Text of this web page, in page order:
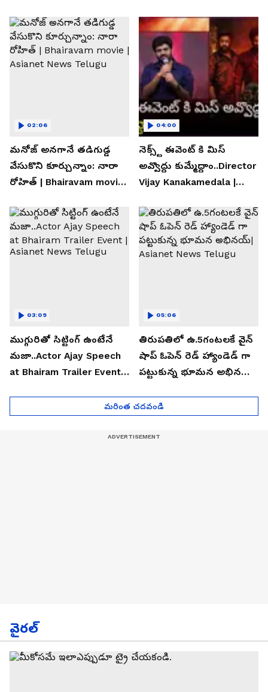
మనోజ్ అనగానే తడిగుడ్డ
వేసుకొని కూర్చున్నాం: నారా
రోహిత్ | Bhairavam movie |
02:06
నెక్స్ట్ ఈవెంట్ కి మిస్
అవ్వొద్దు కుమ్మేద్దాం..Director
Vijay Kanakamedala |
04:00
ముగ్గురితో సిట్టింగ్ ఉంటేనే
మజా..Actor Ajay Speech
at Bhairam Trailer Event |
03:09
తిరుపతిలో ఉ.5గంటలకే వైన్
షాప్ ఓపెన్ రెడ్ హ్యాండెడ్ గా
పట్టుకున్న భూమన అభినయ్|
05:06
మరింత చదవండి
వైరల్